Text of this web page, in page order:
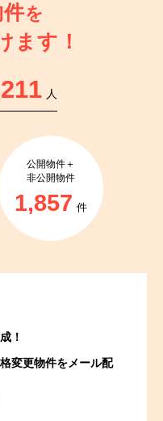
を
ます！
人
公開物件＋
非公開物件
1,857 件
！
変更物件をメール配